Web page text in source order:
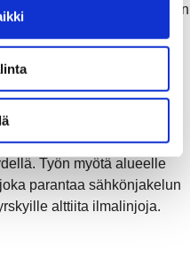
ja miksi sähköntuotantoa on
rakentuu
sähköverkkoa
Työn myötä alueelle
parantaa sähkönjakelun
alttiita ilmalinjoja.